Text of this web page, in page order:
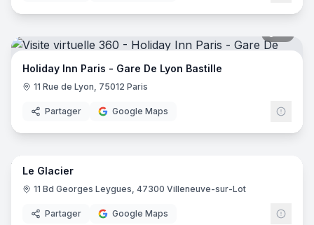
Holiday Inn Paris - Gare De Lyon Bastille
11 Rue de Lyon, 75012 Paris
Partager Google Maps
24
Le Glacier
11 Bd Georges Leygues, 47300 Villeneuve-sur-Lot
Partager Google Maps